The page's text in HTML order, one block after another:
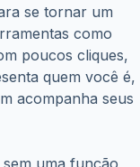
se tornar um
como
poucos cliques,
quem você é,
acompanha seus
uma função